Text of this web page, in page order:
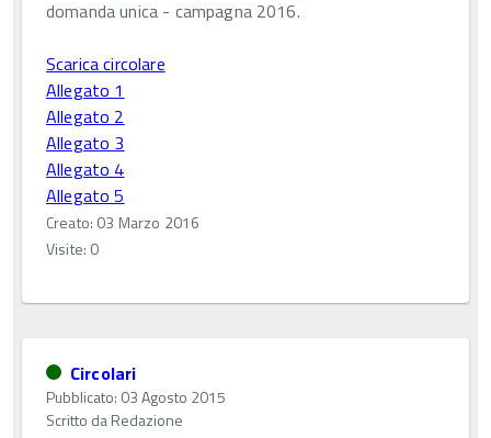
domanda unica - campagna 2016.
Scarica circolare
Allegato 1
Allegato 2
Allegato 3
Allegato 4
Allegato 5
Creato: 03 Marzo 2016
Visite: 0
Circolari
Pubblicato: 03 Agosto 2015
Scritto daRedazione